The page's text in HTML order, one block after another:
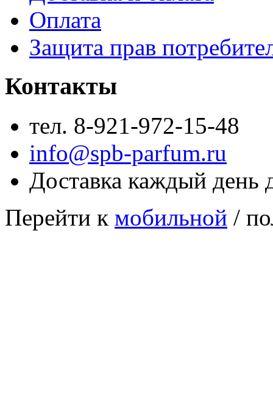
Оплата
Защита прав
Контакты
тел. 8-921-972-15-48
info@spb-parfum.ru
Доставка каждый день
Перейти к мобильной /